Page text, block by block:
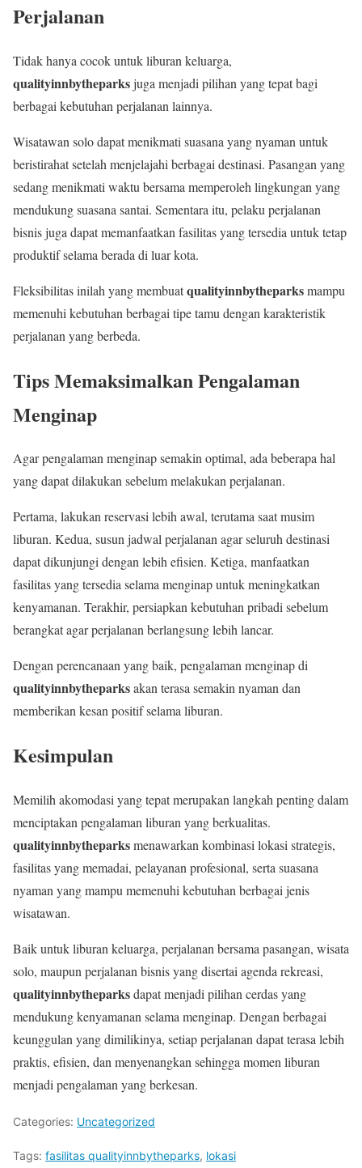
Perjalanan
Tidak hanya cocok untuk liburan keluarga,
qualityinnbytheparksjuga menjadi pilihan yang tepat bagi
berbagai kebutuhan perjalanan lainnya.
Wisatawan solo dapat menikmati suasana yang nyaman untuk
beristirahat setelah menjelajahi berbagai destinasi. Pasangan yang
sedang menikmati waktu bersama memperoleh lingkungan yang
mendukung suasana santai. Sementara itu, pelaku perjalanan
bisnis juga dapat memanfaatkan fasilitas yang tersedia untuk tetap
produktif selama berada di luar kota.
Fleksibilitas inilah yang membuatqualityinnbytheparksmampu
memenuhi kebutuhan berbagai tipe tamu dengan karakteristik
perjalanan yang berbeda.
Tips Memaksimalkan Pengalaman
Menginap
Agar pengalaman menginap semakin optimal, ada beberapa hal
yang dapat dilakukan sebelum melakukan perjalanan.
Pertama, lakukan reservasi lebih awal, terutama saat musim
liburan. Kedua, susun jadwal perjalanan agar seluruh destinasi
dapat dikunjungi dengan lebih efisien. Ketiga, manfaatkan
fasilitas yang tersedia selama menginap untuk meningkatkan
kenyamanan. Terakhir, persiapkan kebutuhan pribadi sebelum
berangkat agar perjalanan berlangsung lebih lancar.
Dengan perencanaan yang baik, pengalaman menginap di
qualityinnbytheparksakan terasa semakin nyaman dan
memberikan kesan positif selama liburan.
Kesimpulan
Memilih akomodasi yang tepat merupakan langkah penting dalam
menciptakan pengalaman liburan yang berkualitas.
qualityinnbytheparksmenawarkan kombinasi lokasi strategis,
fasilitas yang memadai, pelayanan profesional, serta suasana
nyaman yang mampu memenuhi kebutuhan berbagai jenis
wisatawan.
Baik untuk liburan keluarga, perjalanan bersama pasangan, wisata
solo, maupun perjalanan bisnis yang disertai agenda rekreasi,
qualityinnbytheparksdapat menjadi pilihan cerdas yang
mendukung kenyamanan selama menginap. Dengan berbagai
keunggulan yang dimilikinya, setiap perjalanan dapat terasa lebih
praktis, efisien, dan menyenangkan sehingga momen liburan
menjadi pengalaman yang berkesan.
Categories: Uncategorized
Tags: fasilitas qualityinnbytheparks, lokasi